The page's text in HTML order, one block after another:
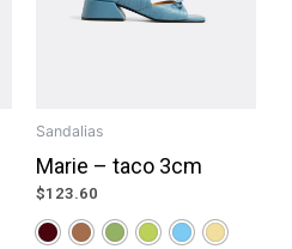
Sandalias
Marie – taco 3cm
$123.60